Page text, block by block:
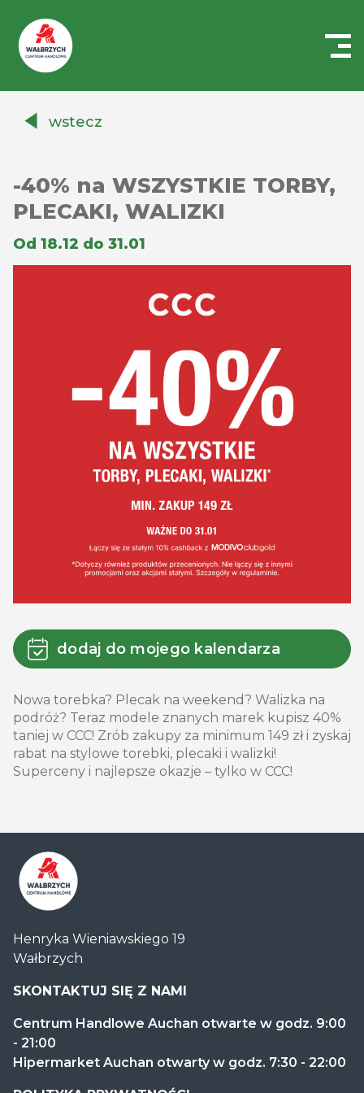
Auchanwstecz
-40% na WSZYSTKIE TORBY,
PLECAKI, WALIZKI
Od 18.12 do 31.01
dodaj do mojego kalendarza
Nowa torebka? Plecak na weekend? Walizka na
podróż? Teraz modele znanych marek kupisz 40%
taniej w CCC! Zrób zakupy za minimum 149 zł i zyskaj
rabat na stylowe torebki, plecaki i walizki!
Superceny i najlepsze okazje – tylko w CCC!
Handlowe
Auchan
Wałbrzych
Henryka Wieniawskiego 19
Wałbrzych
SKONTAKTUJ SIĘ Z NAMI
Centrum Handlowe Auchan otwarte w godz. 9:00
- 21:00
Hipermarket Auchan otwarty w godz. 7:30 - 22:00